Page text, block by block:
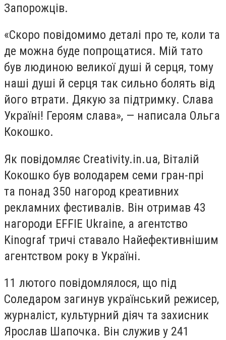
Запорожців.
«Скоро повідомимо деталі про те, коли та
де можна буде попрощатися. Мій тато
був людиною великої душі й серця, тому
наші душі й серця так сильно болять від
його втрати. Дякую за підтримку. Слава
Україні! Героям слава», — написала Ольга
Кокошко.
Як повідомляє Creativity.in.ua, Віталій
Кокошко був володарем семи гран-прі
та понад 350 нагород креативних
рекламних фестивалів. Він отримав 43
нагороди EFFIE Ukraine, а агентство
Kinograf тричі ставало Найефективнішим
агентством року в Україні.
11 лютого повідомлялося, що під
Соледаром загинув український режисер,
журналіст, культурний діяч та захисник
Ярослав Шапочка. Він служив у 241